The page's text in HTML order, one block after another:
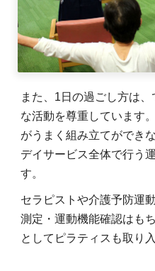
また、1日の過ごし方は
な活動を尊重しています
がうまく組み立てができ
デイサービス全体で行う
す。
セラピストや介護予防運
測定・運動機能確認はも
としてピラティスも取り